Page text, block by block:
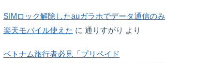
SIMロック解除したauガラホでデータ通信のみ
楽天モバイル使えた に 通りすがり より
ベトナム旅行者必見「プリペイド